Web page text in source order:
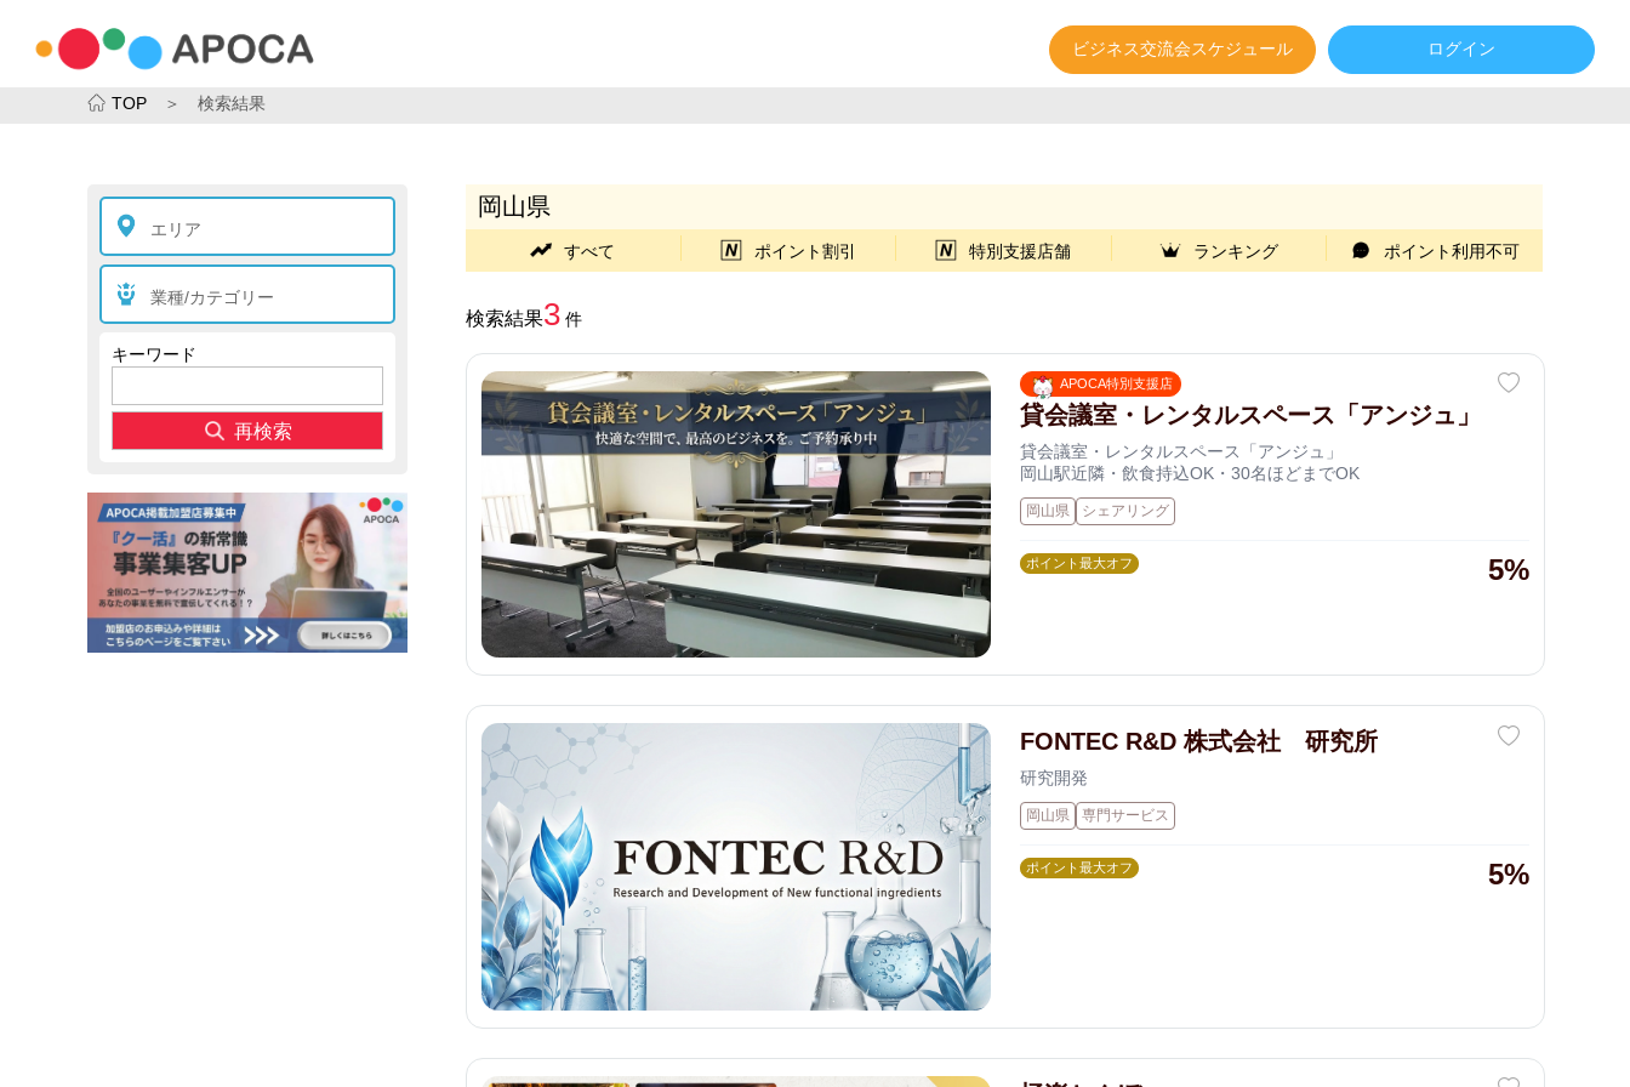
ログイン
ビジネス交流会スケジュール
TOP ＞ 検索結果
エリア
業種/カテゴリー
キーワード
再検索
岡山県
すべて ポイント割引 特別支援店舗 ランキング ポイント利用不可
検索結果3 件
APOCA特別支援店
貸会議室・レンタルスペース「アンジュ」
貸会議室・レンタルスペース「アンジュ」
岡山駅近隣・飲食持込OK・30名ほどまでOK
岡山県 シェアリング
ポイント最大オフ 5%
FONTEC R&D 株式会社 研究所
研究開発
岡山県 専門サービス
ポイント最大オフ 5%